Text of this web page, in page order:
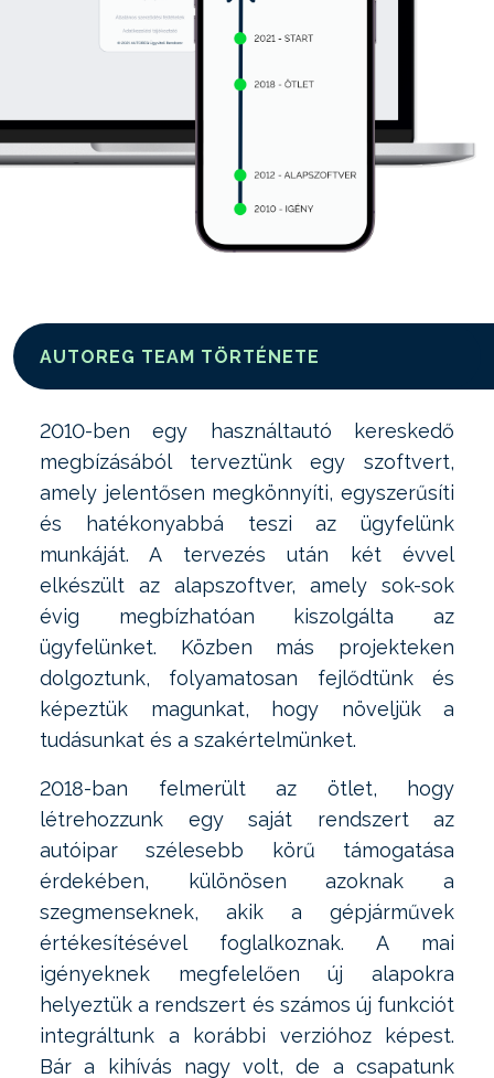
AUTOREG TEAM TÖRTÉNETE
2010-ben egy használtautó kereskedő
megbízásából terveztünk egy szoftvert,
amely jelentősen megkönnyíti, egyszerűsíti
és hatékonyabbá teszi az ügyfelünk
munkáját. A tervezés után két évvel
elkészült az alapszoftver, amely sok-sok
évig megbízhatóan kiszolgálta az
ügyfelünket. Közben más projekteken
dolgoztunk, folyamatosan fejlődtünk és
képeztük magunkat, hogy növeljük a
tudásunkat és a szakértelmünket.
2018-ban felmerült az ötlet, hogy
létrehozzunk egy saját rendszert az
autóipar szélesebb körű támogatása
érdekében, különösen azoknak a
szegmenseknek, akik a gépjárművek
értékesítésével foglalkoznak. A mai
igényeknek megfelelően új alapokra
helyeztük a rendszert és számos új funkciót
integráltunk a korábbi verzióhoz képest.
Bár a kihívás nagy volt, de a csapatunk